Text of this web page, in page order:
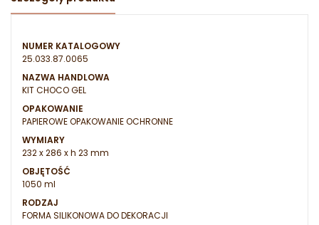
NUMER KATALOGOWY
25.033.87.0065
NAZWA HANDLOWA
KIT CHOCO GEL
OPAKOWANIE
PAPIEROWE OPAKOWANIE OCHRONNE
WYMIARY
232 x 286 x h 23 mm
OBJĘTOŚĆ
1050 ml
RODZAJ
FORMA SILIKONOWA DO DEKORACJI